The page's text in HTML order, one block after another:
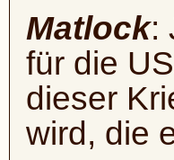
Matlock:
für die
dieser
wird, die